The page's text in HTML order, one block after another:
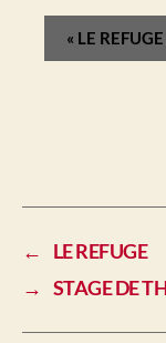
« LE REFUGE
←
LE REFUGE
→ STAGE DE